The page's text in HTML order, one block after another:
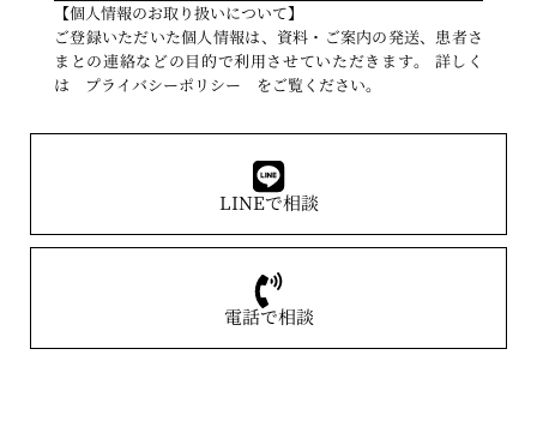
LINEで相談
電話で相談
【個人情報のお取り扱いについて】
ご登録いただいた個人情報は、資料・ご案内の発送、患者さ
まとの連絡などの目的で利用させていただきます。 詳しく
は
プライバシーポリシー をご覧ください。